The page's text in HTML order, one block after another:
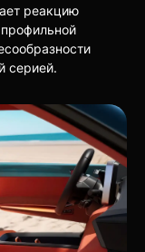
реакцию
серией.